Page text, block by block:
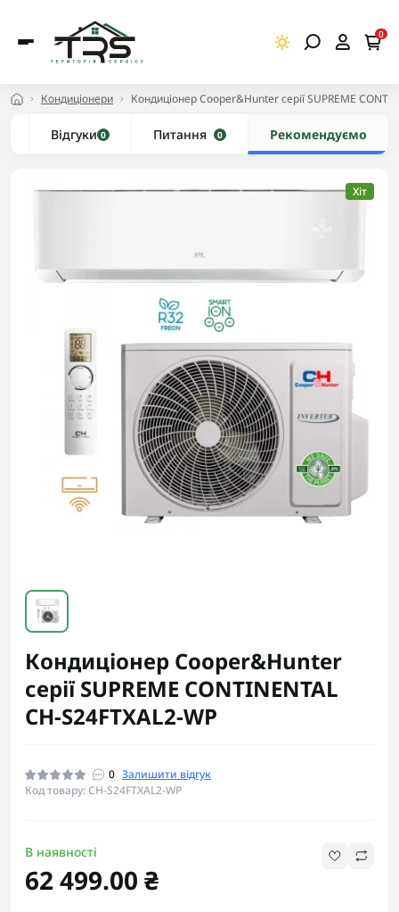
0
Кондиціонери Кондиціонер Cooper&Hunter серії SUPREME
Відгуки 0 Питання 0 Рекомендуємо
Хіт
Кондиціонер Cooper&Hunter
серії SUPREME CONTINENTAL
CH-S24FTXAL2-WP
0 Залишити відгук
Код товару: CH-S24FTXAL2-WP
В наявності
62 499.00 ₴